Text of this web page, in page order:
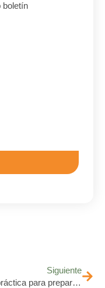
boletín
Siguiente
Guía práctica para preparar la jubilación